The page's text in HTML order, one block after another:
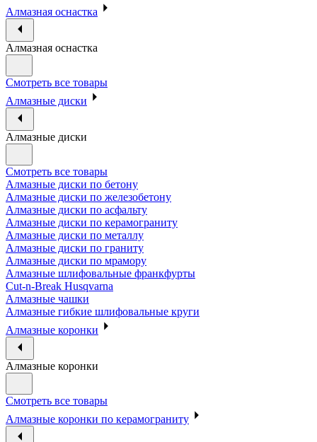
Алмазная оснастка
Алмазная оснастка
Смотреть все товары
Алмазные диски
Алмазные диски
Смотреть все товары
Алмазные диски по бетону
Алмазные диски по железобетону
Алмазные диски по асфальту
Алмазные диски по керамограниту
Алмазные диски по металлу
Алмазные диски по граниту
Алмазные диски по мрамору
Алмазные шлифовальные франкфурты
Cut-n-Break Husqvarna
Алмазные чашки
Алмазные гибкие шлифовальные круги
Алмазные коронки
Алмазные коронки
Смотреть все товары
Алмазные коронки по керамограниту